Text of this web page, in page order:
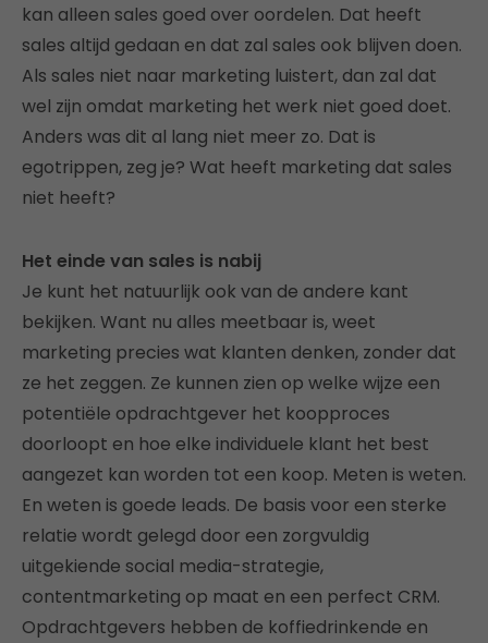
kan alleen sales goed over oordelen. Dat heeft
sales altijd gedaan en dat zal sales ook blijven doen.
Als sales niet naar marketing luistert, dan zal dat
wel zijn omdat marketing het werk niet goed doet.
Anders was dit al lang niet meer zo. Dat is
egotrippen, zeg je? Wat heeft marketing dat sales
niet heeft?
Het einde van sales is nabij
Je kunt het natuurlijk ook van de andere kant
bekijken. Want nu alles meetbaar is, weet
marketing precies wat klanten denken, zonder dat
ze het zeggen. Ze kunnen zien op welke wijze een
potentiële opdrachtgever het koopproces
doorloopt en hoe elke individuele klant het best
aangezet kan worden tot een koop. Meten is weten.
En weten is goede leads. De basis voor een sterke
relatie wordt gelegd door een zorgvuldig
uitgekiende social media-strategie,
contentmarketing op maat en een perfect CRM.
Opdrachtgevers hebben de koffiedrinkende en